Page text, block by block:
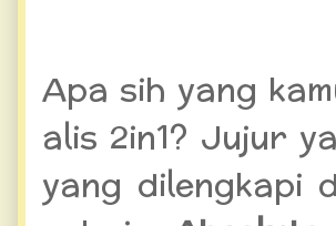
Apa sih yang
alis 2in1? Jujur
yang dilengkapi